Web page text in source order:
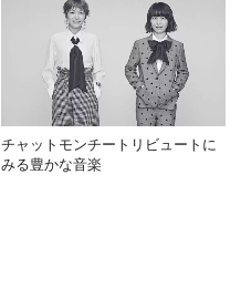
チャットモンチートリビュートに
みる豊かな音楽